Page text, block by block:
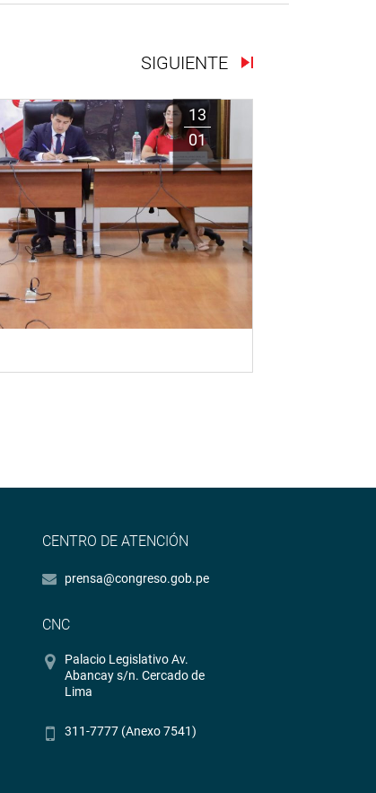
SIGUIENTE
13
01
CENTRO DE ATENCIÓN
prensa@congreso.gob.pe
CNC
Palacio Legislativo Av.
Abancay s/n. Cercado de
Lima
311-7777 (Anexo 7541)